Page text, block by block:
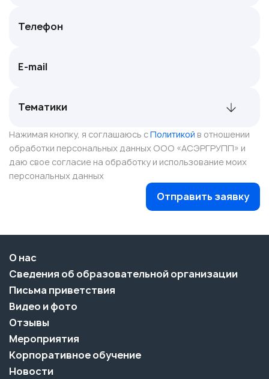
Нажимая кнопку, я соглашаюсь сПолитикой в отношении
обработки персональных данных ООО «АСЭРГРУПП» и
даю свое согласие на обработку и использование моих
персональных данных
Отправить заявку
О нас
Сведения об образовательной организации
Письма приветствия
Видео и фото
Отзывы
Мероприятия
Корпоративное обучение
Новости